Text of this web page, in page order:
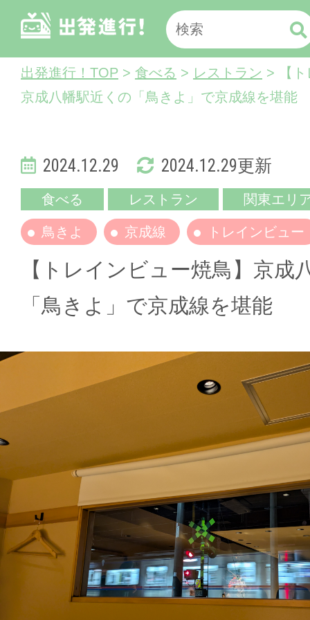
出発進行！TOP > 食べる > レストラン > 【
京成八幡駅近くの「鳥きよ」で京成線を堪能
2024.12.29 2024.12.29更新
食べる レストラン 関東エリ
鳥きよ 京成線 トレインビュー
【トレインビュー焼鳥】京成
「鳥きよ」で京成線を堪能